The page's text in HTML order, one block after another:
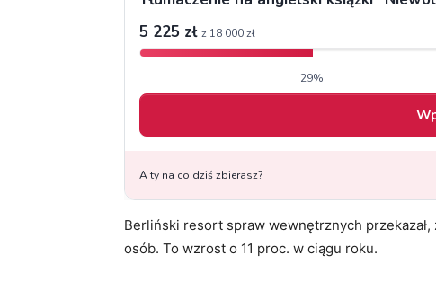
Berliński resort spraw wewnętrznych
osób. To wzrost o 11 proc. w ciągu roku.